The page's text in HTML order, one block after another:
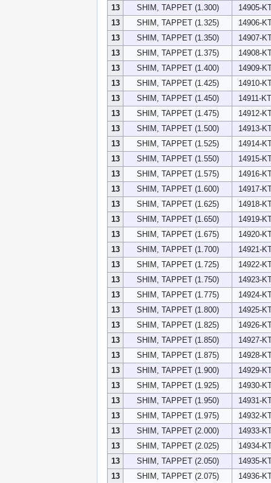
13 SHIM, TAPPET (1.300)
14905-
13
SHIM, TAPPET (1.325)
14906-
13
SHIM, TAPPET (1.350)
14907-
13
SHIM, TAPPET (1.375)
14908-
13
SHIM, TAPPET (1.400)
14909-
13
SHIM, TAPPET (1.425)
14910-
13
SHIM, TAPPET (1.450)
14911-
13
SHIM, TAPPET (1.475)
14912-
13
SHIM, TAPPET (1.500)
14913-
13
SHIM, TAPPET (1.525)
14914-
13
SHIM, TAPPET (1.550)
14915-
13
SHIM, TAPPET (1.575)
14916-
13
SHIM, TAPPET (1.600)
14917-
13
SHIM, TAPPET (1.625)
14918-
13
SHIM, TAPPET (1.650)
14919-
13
SHIM, TAPPET (1.675)
14920-
13
SHIM, TAPPET (1.700)
14921-
13
SHIM, TAPPET (1.725)
14922-
13
SHIM, TAPPET (1.750)
14923-
13
SHIM, TAPPET (1.775)
14924-
13
SHIM, TAPPET (1.800)
14925-
13
SHIM, TAPPET (1.825)
14926-
13
SHIM, TAPPET (1.850)
14927-
13
SHIM, TAPPET (1.875)
14928-
13
SHIM, TAPPET (1.900)
14929-
13
SHIM, TAPPET (1.925)
14930-
13
SHIM, TAPPET (1.950)
14931-
13
SHIM, TAPPET (1.975)
14932-
13
SHIM, TAPPET (2.000)
14933-
13
SHIM, TAPPET (2.025)
14934-
13
SHIM, TAPPET (2.050)
14935-
13
SHIM, TAPPET (2.075)
14936-